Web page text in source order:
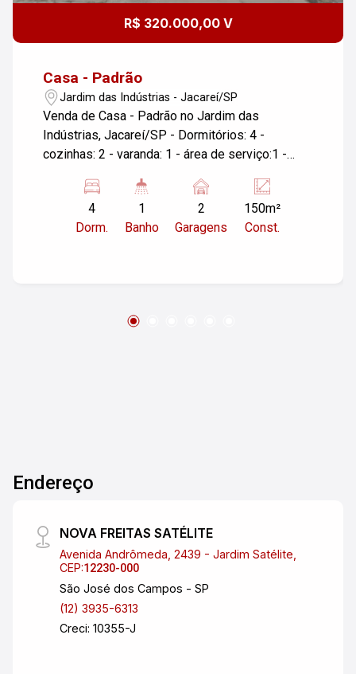
R$ 320.000,00 V
Casa - Padrão
Jardim das Indústrias - Jacareí/SP
Venda de Casa - Padrão no Jardim das
Indústrias, Jacareí/SP - Dormitórios: 4 -
cozinhas: 2 - varanda: 1 - área de serviço:1 -
casa é perfeita para quem busca conforto e
espaço em um bairro tranquilo e bem localizado.
Com 4 dormitórios, há espaço suficiente para
desse imóvel! Para mais informações ou
4
Dorm.
1
Banho
2
Garagens
150m²
Const.
Endereço
NOVA FREITAS SATÉLITE
Avenida Andrômeda, 2439 - Jardim Satélite,
CEP:12230-000
São José dos Campos - SP
(12) 3935-6313
Creci: 10355-J